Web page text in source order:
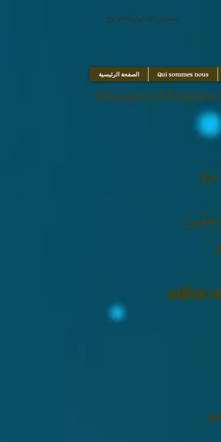
تسجيل الدخول/الخروج
الصفحة الرئيسية Qui sommes nous
Douaa'oul Khalass
مَعَ
saffan